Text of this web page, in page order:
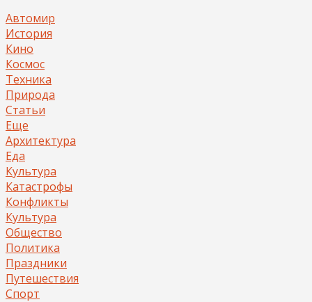
Автомир
История
Кино
Космос
Техника
Природа
Статьи
Еще
Архитектура
Еда
Культура
Катастрофы
Конфликты
Культура
Общество
Политика
Праздники
Путешествия
Спорт